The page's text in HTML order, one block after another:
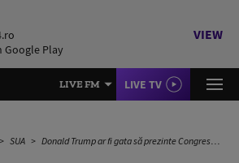
Google Play
VIEW
LIVE FM LIVE TV
SUA Donald Trump ar fi gata să prezinte Congresului garanții de securitate pentru Ucraina. Oficial american: „Un pachet foarte puternic”